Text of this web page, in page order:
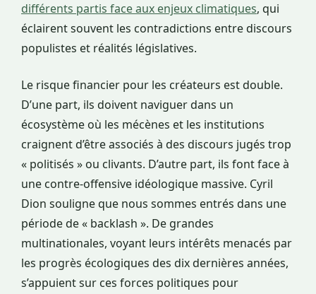
différents partis face aux enjeux climatiques, qui
éclairent souvent les contradictions entre discours
populistes et réalités législatives.
Le risque financier pour les créateurs est double.
D’une part, ils doivent naviguer dans un
écosystème où les mécènes et les institutions
craignent d’être associés à des discours jugés trop
« politisés » ou clivants. D’autre part, ils font face à
une contre-offensive idéologique massive. Cyril
Dion souligne que nous sommes entrés dans une
période de « backlash ». De grandes
multinationales, voyant leurs intérêts menacés par
les progrès écologiques des dix dernières années,
s’appuient sur ces forces politiques pour